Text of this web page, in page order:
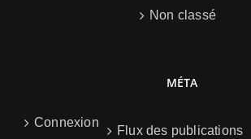
Non classé
MÉTA
Connexion
Flux des publications